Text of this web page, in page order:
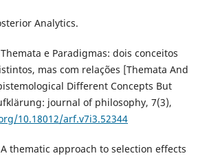
Analytics.
e Paradigmas: dois conceitos
mas com relações [Themata And
Different Concepts But
journal of philosophy, 7(3),
10.18012/arf.v7i3.52344
A thematic approach to selection effects